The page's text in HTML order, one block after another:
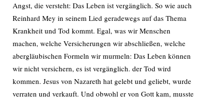
Angst, die versteht: Das Leben ist vergänglich. So wie auch
Reinhard Mey in seinem Lied geradewegs auf das Thema
Krankheit und Tod kommt. Egal, was wir Menschen
machen, welche Versicherungen wir abschließen, welche
abergläubischen Formeln wir murmeln: Das Leben können
wir nicht versichern, es ist vergänglich. der Tod wird
kommen. Jesus von Nazareth hat gelebt und geliebt, wurde
verraten und verkauft. Und obwohl er von Gott kam, musste